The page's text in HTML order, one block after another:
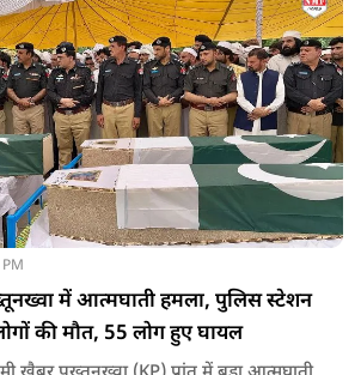
में आत्मघाती हमला, पुलिस स्टेशन
की मौत, 55 लोग हुए घायल